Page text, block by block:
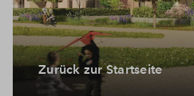
Zurück zur Startseite